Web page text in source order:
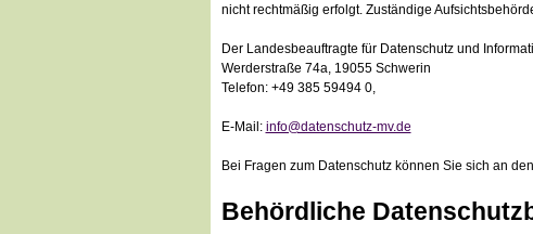
nicht rechtmäßig erfolgt. Zuständige
Der Landesbeauftragte für Datenschutz und
Werderstraße 74a, 19055 Schwerin
Telefon: +49 385 59494 0,
E-Mail: info@datenschutz-mv.de
Bei Fragen zum Datenschutz können Sie sich an
Behördliche